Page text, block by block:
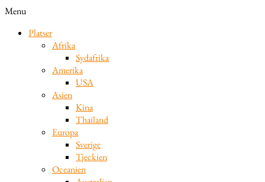
Menu
Platser
Afrika
Sydafrika
Amerika
USA
Asien
Kina
Thailand
Europa
Sverige
Tjeckien
Oceanien